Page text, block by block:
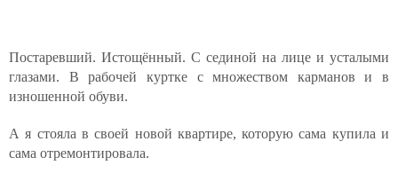
Постаревший. Истощённый. С сединой на лице и усталыми
глазами. В рабочей куртке с множеством карманов и в
изношенной обуви.
А я стояла в своей новой квартире, которую сама купила и
сама отремонтировала.